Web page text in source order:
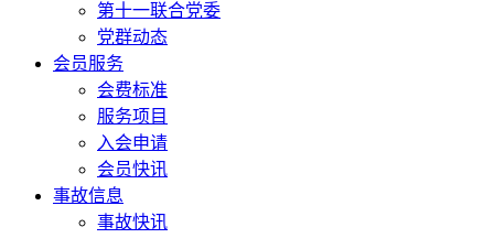
第十一联合党委
党群动态
会员服务
会费标准
服务项目
入会申请
会员快讯
事故信息
事故快讯